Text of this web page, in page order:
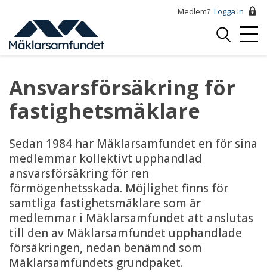
huvudinnehåll
Medlem? Logga in
Logga
Ansvarsförsäkring för
fastighetsmäklare
Sedan 1984 har Mäklarsamfundet en för sina
medlemmar kollektivt upphandlad
ansvarsförsäkring för ren
förmögenhetsskada. Möjlighet finns för
samtliga fastighetsmäklare som är
medlemmar i Mäklarsamfundet att anslutas
till den av Mäklarsamfundet upphandlade
försäkringen, nedan benämnd som
Mäklarsamfundets grundpaket.